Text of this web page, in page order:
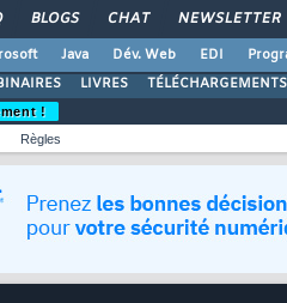
BLOGS CHAT NEWSLETTER
Java Dév. Web EDI
LIVRES TÉLÉCHARGEMENTS
!
Règles